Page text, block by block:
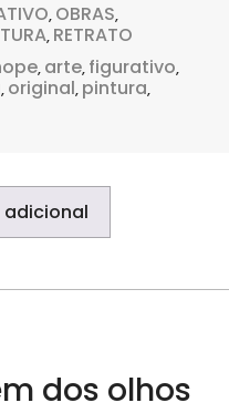
, OBRAS,
, RETRATO
, arte, figurativo,
, original, pintura,
dos olhos